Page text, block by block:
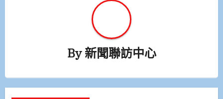
By新聞聯訪中心